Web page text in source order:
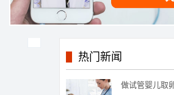
热门新闻
做试管婴儿取